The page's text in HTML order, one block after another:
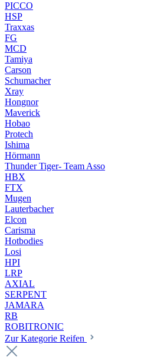
PICCO
HSP
Traxxas
FG
MCD
Tamiya
Carson
Schumacher
Xray
Hongnor
Maverick
Hobao
Protech
Ishima
Hörmann
Thunder Tiger- Team Asso
HBX
FTX
Mugen
Lauterbacher
Elcon
Carisma
Hotbodies
Losi
HPI
LRP
AXIAL
SERPENT
JAMARA
RB
ROBITRONIC
Zur Kategorie Reifen